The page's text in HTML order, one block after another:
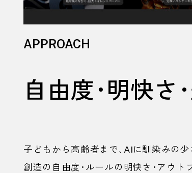
APPROACH
自由度・明快
子どもから高齢者まで、 AIに馴染みの
創造の自由度・ルールの明快さ・アウ